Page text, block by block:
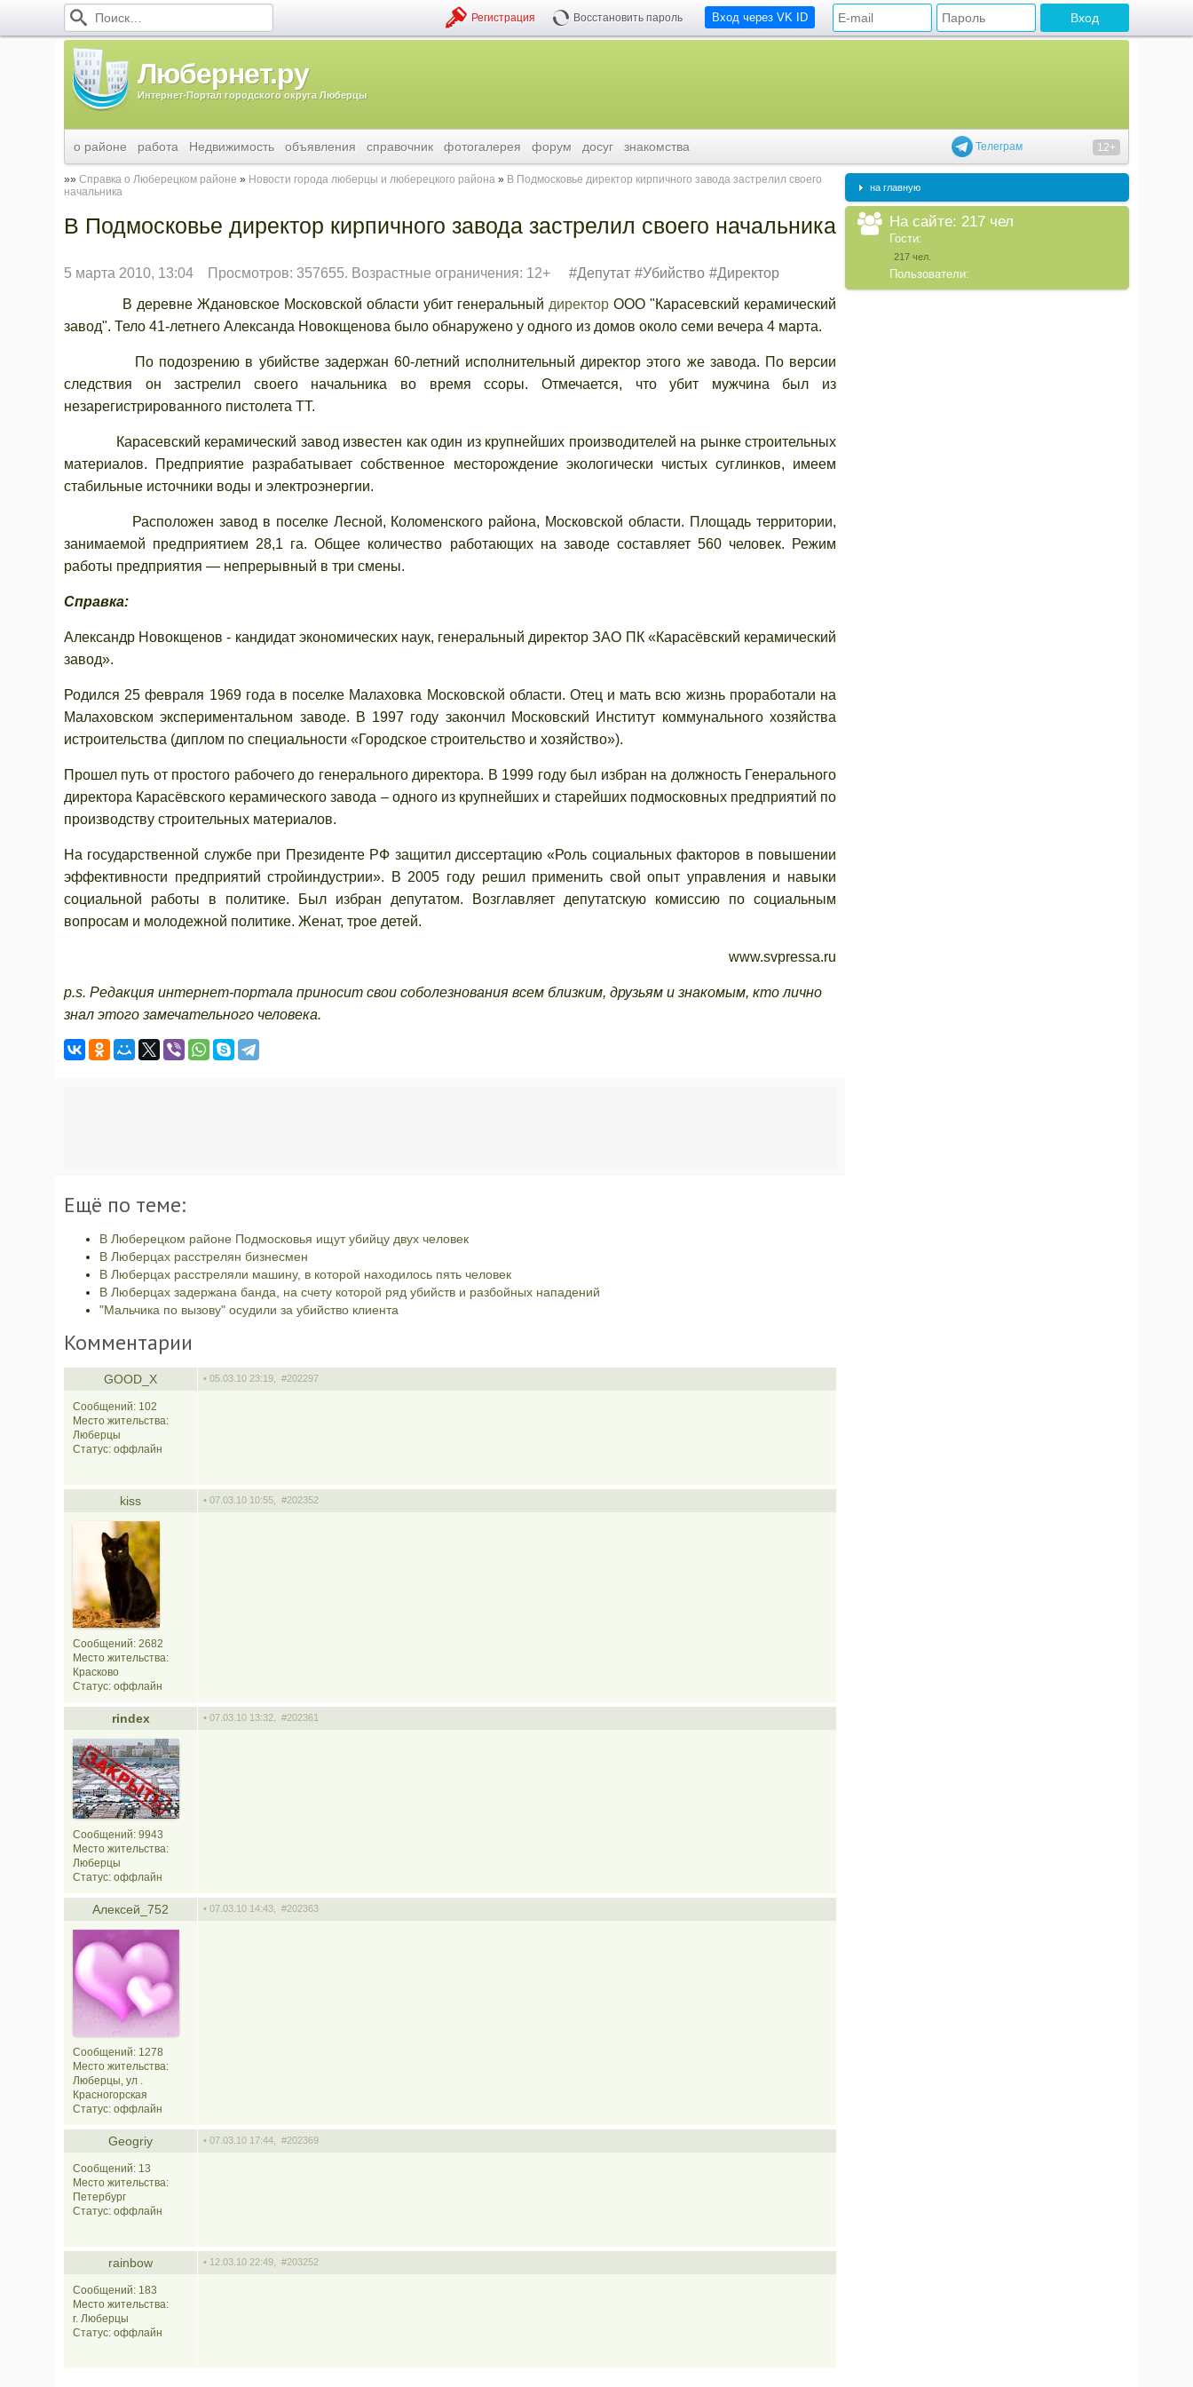
Вход через VK ID
Регистрация Восстановить пароль
Любернет.ру
Интернет-Портал городского округа Люберцы
Телеграм 12+
о районе работа Недвижимость объявления справочник фотогалерея форум досуг знакомства
Справка о Люберецком районе Новости города люберцы и люберецкого района
В Подмосковье директор кирпичного завода застрелил своего
начальника
В Подмосковье директор кирпичного завода застрелил своего начальника
5 марта 2010, 13:04 Просмотров: 357655. Возрастные ограничения: 12+ Депутат Убийство Директор
В деревне Ждановское Московской области убит генеральный директорООО "Карасевский керамический
завод". Тело 41-летнего Александа Новокщенова было обнаружено у одного из домов около семи вечера 4 марта.
По подозрению в убийстве задержан 60-летний исполнительный директор этого же завода. По версии
следствия он застрелил своего начальника во время ссоры. Отмечается, что убит мужчина был из
незарегистрированного пистолета ТТ.
Карасевский керамический завод известен как один из крупнейших производителей на рынке строительных
материалов. Предприятие разрабатывает собственное месторождение экологически чистых суглинков, имеем
стабильные источники воды и электроэнергии.
Расположен завод в поселке Лесной, Коломенского района, Московской области. Площадь территории,
занимаемой предприятием 28,1 га. Общее количество работающих на заводе составляет 560 человек. Режим
работы предприятия — непрерывный в три смены.
Справка:
Александр Новокщенов - кандидат экономических наук, генеральный директор ЗАО ПК «Карасёвский керамический
завод».
Родился 25 февраля 1969 года в поселке Малаховка Московской области. Отец и мать всю жизнь проработали на
Малаховском экспериментальном заводе. В 1997 году закончил Московский Институт коммунального хозяйства
истроительства (диплом по специальности «Городское строительство и хозяйство»).
Прошел путь от простого рабочего до генерального директора. В 1999 году был избран на должность Генерального
директора Карасёвского керамического завода – одного из крупнейших и старейших подмосковных предприятий по
производству строительных материалов.
На государственной службе при Президенте РФ защитил диссертацию «Роль социальных факторов в повышении
эффективности предприятий стройиндустрии». В 2005 году решил применить свой опыт управления и навыки
социальной работы в политике. Был избран депутатом. Возглавляет депутатскую комиссию по социальным
вопросам и молодежной политике. Женат, трое детей.
www.svpressa.ru
p.s. Редакция интернет-портала приносит свои соболезнования всем близким, друзьям и знакомым, кто лично
знал этого замечательного человека.
Ещё по теме:
В Люберецком районе Подмосковья ищут убийцу двух человек
В Люберцах расстрелян бизнесмен
В Люберцах расстреляли машину, в которой находилось пять человек
В Люберцах задержана банда, на счету которой ряд убийств и разбойных нападений
"Мальчика по вызову" осудили за убийство клиента
Комментарии
GOOD_X • 05.03.10 23:19, #202297
Сообщений: 102
Место жительства:
Люберцы
Статус: оффлайн
kiss • 07.03.10 10:55, #202352
Сообщений: 2682
Место жительства:
Красково
Статус: оффлайн
rindex • 07.03.10 13:32, #202361
Сообщений: 9943
Место жительства:
Люберцы
Статус: оффлайн
Алексей_752 • 07.03.10 14:43, #202363
Сообщений: 1278
Место жительства:
Люберцы, ул .
Красногорская
Статус: оффлайн
Geogriy • 07.03.10 17:44, #202369
Сообщений: 13
Место жительства:
Петербург
Статус: оффлайн
rainbow • 12.03.10 22:49, #203252
Сообщений: 183
Место жительства:
г. Люберцы
Статус: оффлайн
на главную
На сайте: 217 чел
Гости:
217 чел.
Пользователи: